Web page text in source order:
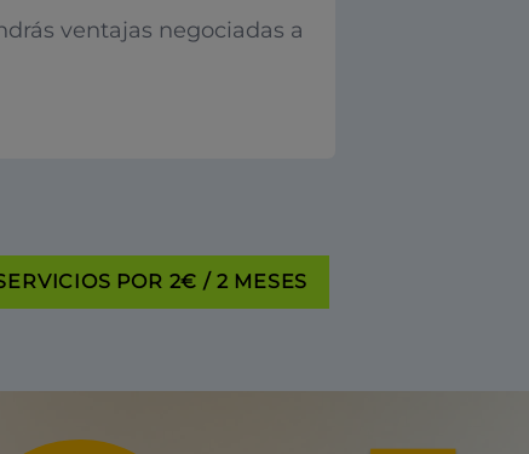
ventajas negociadas a
POR 2€ / 2 MESES